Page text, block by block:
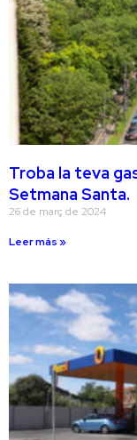
Troba la teva
Setmana Santa.
26 de març de 2024
Leer más »